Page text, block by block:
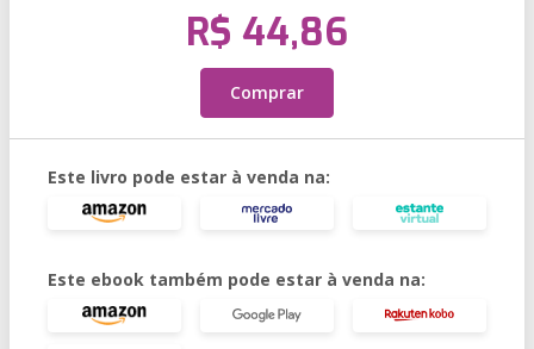
R$ 44,86
Comprar
Este livro pode estar à venda na:
Este ebook também pode estar à venda na: